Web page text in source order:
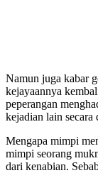
Namun juga kabar
kejayaannya
peperangan
kejadian lain secara
Mengapa mimpi
mimpi seorang
dari kenabian.